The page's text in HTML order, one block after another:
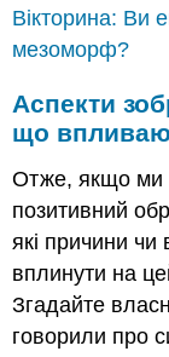
Вікторина: Ви
мезоморф?
Аспекти
що
Отже, якщо ми
позитивний
які причини
вплинути на
Згадайте
говорили про